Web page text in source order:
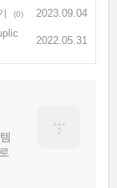
(0)
2023.09.04
2022.05.31